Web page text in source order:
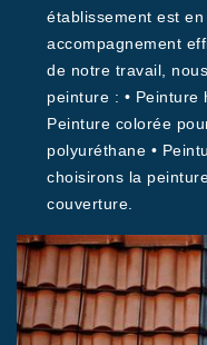
établissement est en
accompagnement
de notre travail,
peinture : • Peinture
Peinture colorée
polyuréthane •
choisirons la
couverture.